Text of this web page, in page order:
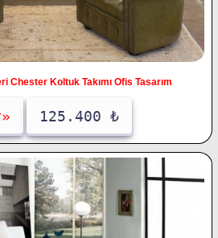
Chester Koltuk Takımı Ofis Tasarım
125.400 ₺